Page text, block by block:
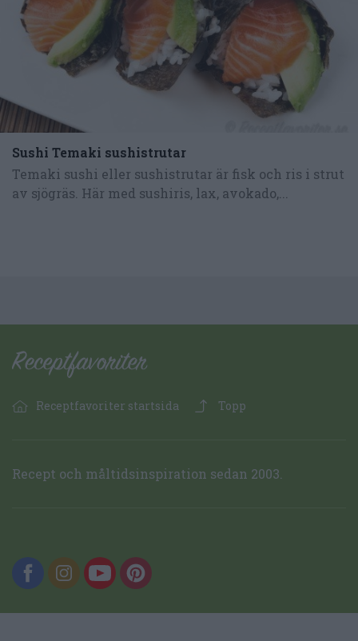
Sushi Temaki sushistrutar
Temaki sushi eller sushistrutar är fisk och ris i strut
av sjögräs. Här med sushiris, lax, avokado,...
Receptfavoriter startsida Topp
Recept och måltidsinspiration sedan 2003.